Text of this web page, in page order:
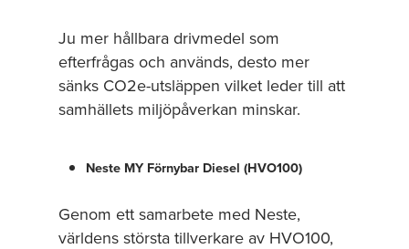
Ju mer hållbara drivmedel som
efterfrågas och används, desto mer
sänks CO2e-utsläppen vilket leder till att
samhällets miljöpåverkan minskar.
Neste MY Förnybar Diesel (HVO100)
Genom ett samarbete med Neste,
världens största tillverkare av HVO100,